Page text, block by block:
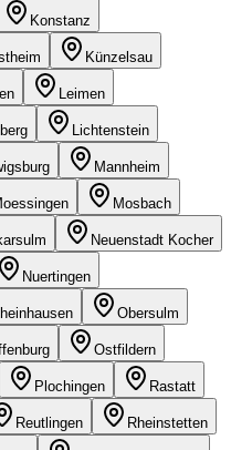
Konstanz
Künzelsau
Leimen
Lichtenstein
Mannheim
Mosbach
Neuenstadt Kocher
Nuertingen
Obersulm
Ostfildern
Plochingen Rastatt
Reutlingen Rheinstetten